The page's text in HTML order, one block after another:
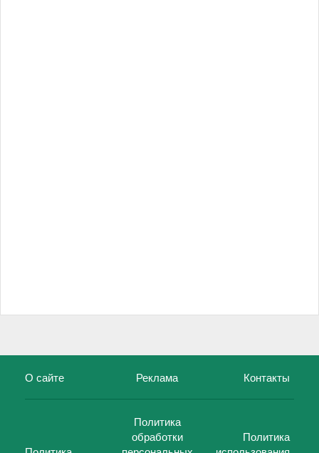
О сайте Реклама Контакты
Политика
обработки
Политика